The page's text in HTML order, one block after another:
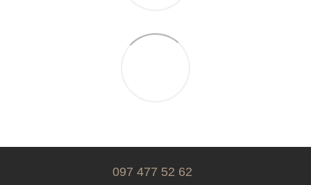
097 477 52 62